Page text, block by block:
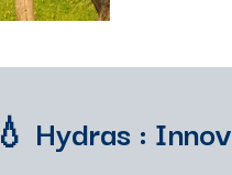
💧 Hydras :